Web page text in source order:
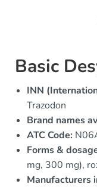
Basic
INN
Trazodon
Brand names
ATC Code:
Forms &
mg, 300 mg),
Manufacturers